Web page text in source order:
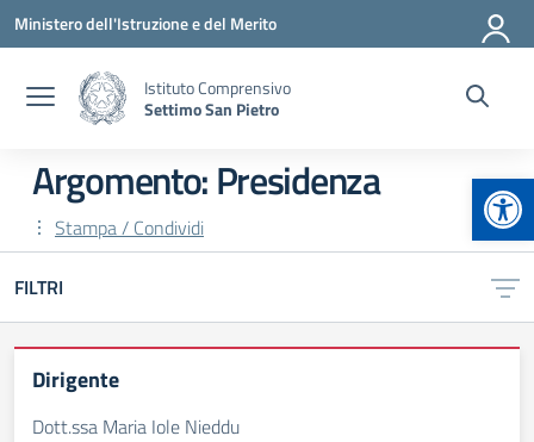
Vai ai contenuti
Vai al menu di navigazione
Vai al footer
Ministero dell'Istruzione e del Merito
Istituto Comprensivo
Settimo San Pietro
Argomento: Presidenza
Stampa / Condividi
FILTRI
Dirigente
Dott.ssa Maria Iole Nieddu